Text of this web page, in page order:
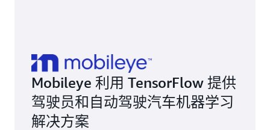
Mobileye 利用 TensorFlow 提供
驾驶员和自动驾驶汽车机器学习
解决方案